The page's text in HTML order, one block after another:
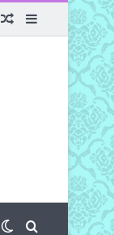
Random Article
Sidebar
InSwitch skin
Search for